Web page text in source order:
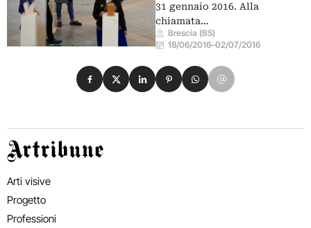
31 gennaio 2016. Alla
chiamata…
Brescia (BS)
18/06/2016–02/07/2016
Condividi su Facebook
Condividi su X
Condividi su LinkedIn
Condividi su Pinterest
Condividi su WhatsApp
Condividi su Email
Artribune
Arti visive
Progetto
Professioni